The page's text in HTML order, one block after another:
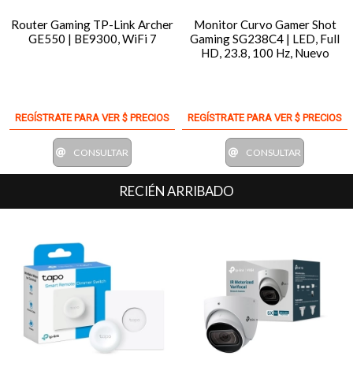
Router Gaming TP-Link Archer
GE550 | BE9300, WiFi 7
REGÍSTRATE PARA VER $ PRECIOS
CONSULTAR
Monitor Curvo Gamer Shot
Gaming SG238C4 | LED, Full
HD, 23.8, 100 Hz, Nuevo
REGÍSTRATE PARA VER $ PRECIOS
CONSULTAR
RECIÉN ARRIBADO